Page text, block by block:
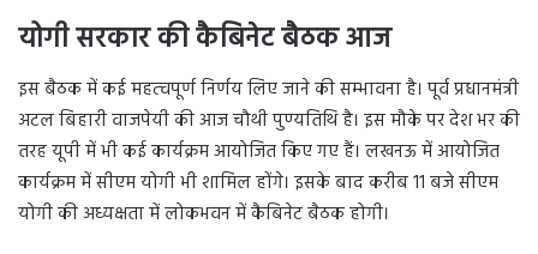
योगी सरकार की कैबिनेट बैठक आज
इस बैठक में कई महत्‍वपूर्ण निर्णय लिए जाने की सम्‍भावना है। पूर्व प्रधानमंत्री
अटल बिहारी वाजपेयी की आज चौथी पुण्‍यतिथि है। इस मौके पर देश भर की
तरह यूपी में भी कई कार्यक्रम आयोजित किए गए हैं। लखनऊ में आयोजित
कार्यक्रम में सीएम योगी भी शामिल होंगे। इसके बाद करीब 11 बजे सीएम
योगी की अध्यक्षता में लोकभवन में कैबिनेट बैठक होगी।